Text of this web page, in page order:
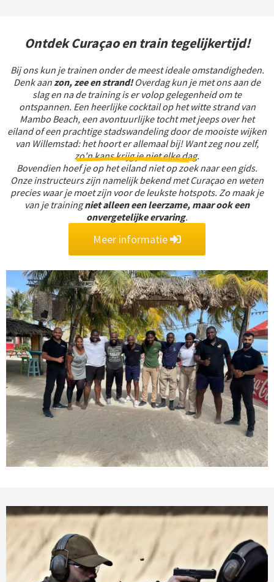
Ontdek Curaçao en train tegelijkertijd!
Bij ons kun je trainen onder de meest ideale omstandigheden.
Denk aan zon, zee en strand!Overdag kun je met ons aan de
slag en na de training is er volop gelegenheid om te
ontspannen. Een heerlijke cocktail op het witte strand van
Mambo Beach, een avontuurlijke tocht met jeeps over het
eiland of een prachtige stadswandeling door de mooiste wijken
van Willemstad: het hoort er allemaal bij! Want zeg nou zelf,
zo'n kans krijg je niet elke dag.
Bovendien hoef je op het eiland niet op zoek naar een gids.
Onze instructeurs zijn namelijk bekend met Curaçao en weten
precies waar je moet zijn voor de leukste hotspots. Zo maak je
van je trainingniet alleen een leerzame, maar ook een
onvergetelijke ervaring.
Meer informatie